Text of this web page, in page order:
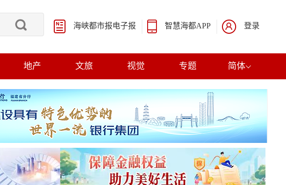
海峡都市报电子报 智慧海都APP 登录
地产 文旅 视觉 专题 简体